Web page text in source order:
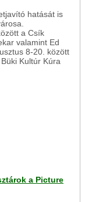
hatását is
a Csík
valamint Ed
8-20. között
Kultúr Kúra
a Picture